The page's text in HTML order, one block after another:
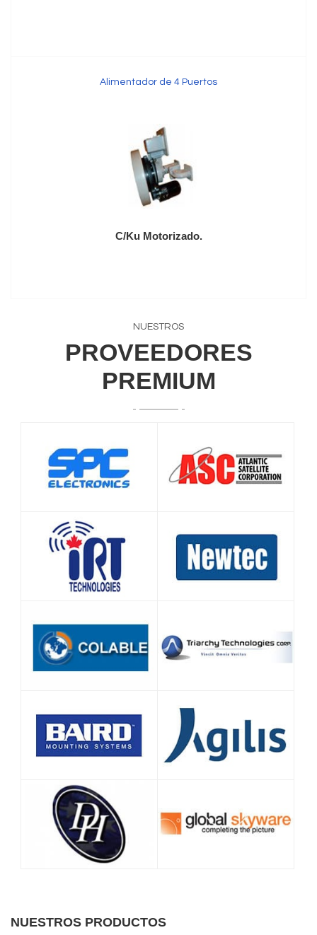
Alimentador de 4 Puertos
C/Ku Motorizado.
NUESTROS
PROVEEDORES
PREMIUM
NUESTROS PRODUCTOS